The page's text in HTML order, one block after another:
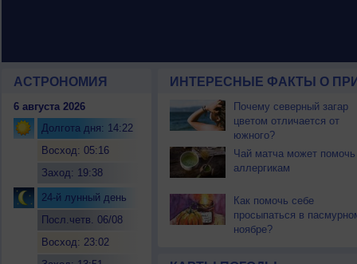
АСТРОНОМИЯ
6 августа 2026
Долгота дня: 14:22
Восход: 05:16
Заход: 19:38
24-й лунный день
Посл.четв. 06/08
Восход: 23:02
ИНТЕРЕСНЫЕ ФАКТЫ О
Почему северный загар
цветом отличается от
южного?
Чай матча может помочь
аллергикам
Как помочь себе
просыпаться в
ноябре?